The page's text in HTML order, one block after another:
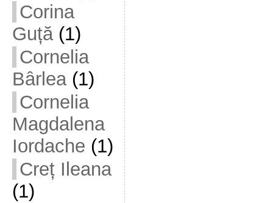
Corina
Guță(1)
Cornelia
Bârlea(1)
Cornelia
Magdalena
Iordache (1)
Creț Ileana
(1)